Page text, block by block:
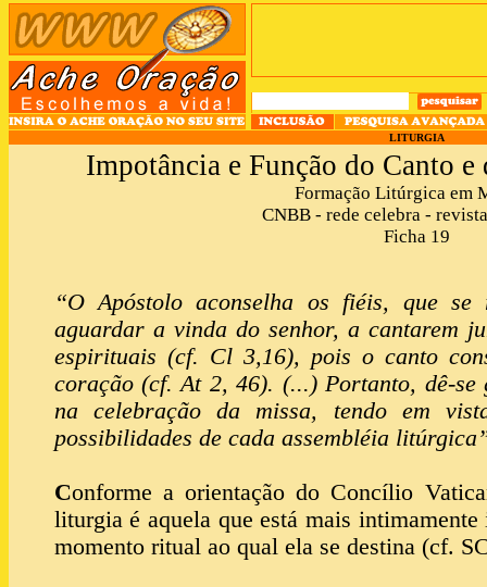
LITURGIA
Impotância e Função do Canto
Formação Litúrgica em
CNBB - rede celebra -
Ficha 19
“O Apóstolo aconselha os fiéis, que se
aguardar a vinda do senhor, a cantarem
espirituais (cf. Cl 3,16), pois o canto
coração (cf. At 2, 46). (...) Portanto, dê-
na celebração da missa, tendo em
possibilidades de cada assembléia
Conforme a orientação do Concílio
liturgia é aquela que está mais
momento ritual ao qual ela se destina (cf.